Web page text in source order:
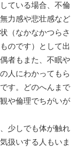
ている場合、不倫
力感や悲壮感など
（なかなかつらさ
のです）として出
者もまた、不眠や
人にわかってもら
す。どのへんまで
や倫理でちがいが
少しでも体が触れ
扱いする人もいま